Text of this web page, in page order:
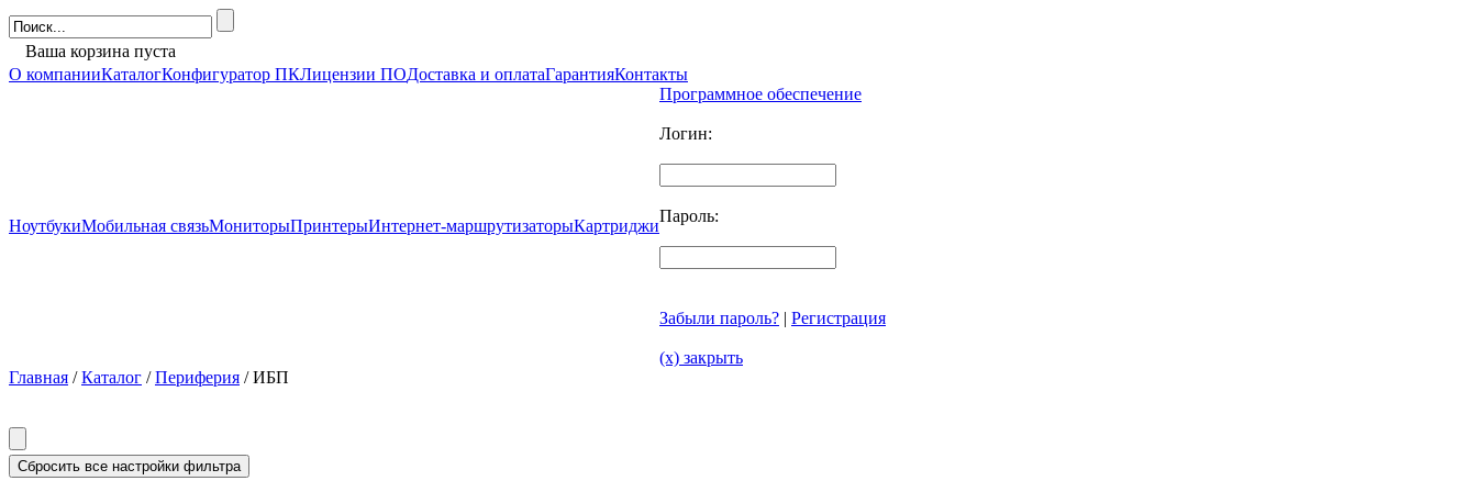
Ваша корзина пуста
О компанииКаталогКонфигуратор ПКЛицензии ПОДоставка и оплатаГарантияКонтакты
НоутбукиМобильная связьМониторыПринтерыИнтернет-маршрутизаторыКартриджи
Программное обеспечение
Логин:
Пароль:
Забыли пароль? | Регистрация
(x) закрыть
Главная /Каталог /Периферия / ИБП